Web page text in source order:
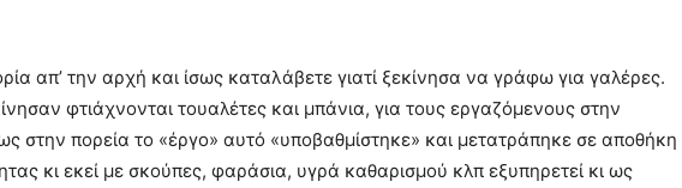
απ’ την αρχή και ίσως καταλάβετε γιατί ξεκίνησα να γράφω για γαλέρες.
φτιάχνονται τουαλέτες και μπάνια, για τους εργαζόμενους στην
στην πορεία το «έργο» αυτό «υποβαθμίστηκε» και μετατράπηκε σε αποθήκη
κι εκεί με σκούπες, φαράσια, υγρά καθαρισμού κλπ εξυπηρετεί κι ως